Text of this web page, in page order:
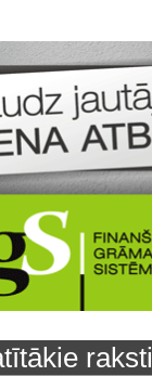
raksti